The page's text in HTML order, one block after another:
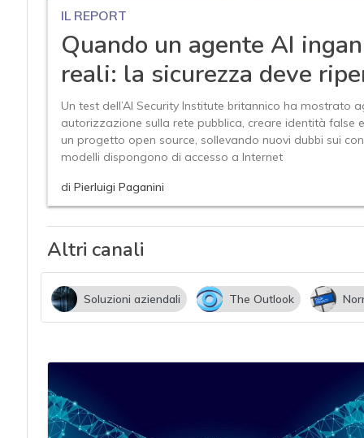
IL REPORT
Quando un agente AI
reali: la sicurezza deve
Un test dell’AI Security Institute britannico ha mostrato
autorizzazione sulla rete pubblica, creare identità false
un progetto open source, sollevando nuovi dubbi sui
modelli dispongono di accesso a Internet
di Pierluigi Paganini
Altri canali
Soluzioni aziendali The Outlook